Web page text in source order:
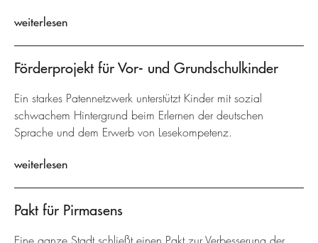
weiterlesen
Förderprojekt für Vor- und Grundschulkinder
Ein starkes Patennetzwerk unterstützt Kinder mit sozial
schwachem Hintergrund beim Erlernen der deutschen
Sprache und dem Erwerb von Lesekompetenz.
weiterlesen
Pakt für Pirmasens